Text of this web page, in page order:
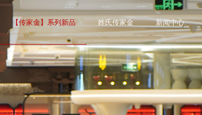
【传家金】系列新品 姓氏传家金 新闻中心